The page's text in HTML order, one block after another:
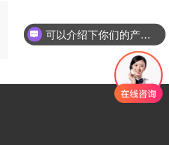
可以介绍下你们的产品么